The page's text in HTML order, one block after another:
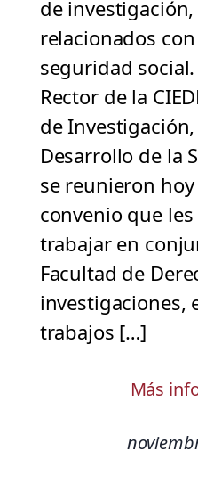
de
relacionados
seguridad
Rector de la
de
Desarrollo de la
se reunieron
convenio que
trabajar en
Facultad de
investigaciones,
trabajos […]
Más